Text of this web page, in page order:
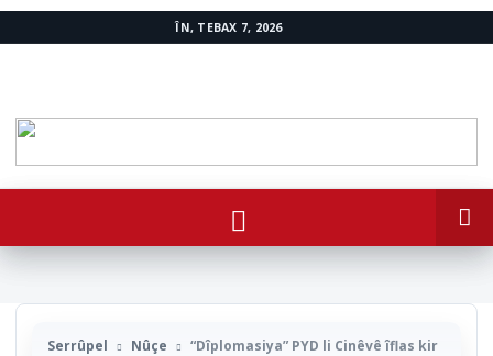
ÎN, TEBAX 7, 2026
Serrûpel Nûçe “Dîplomasiya” PYD li Cinêvê îflas kir